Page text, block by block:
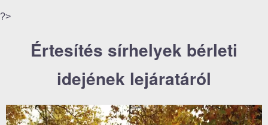
?>
Értesítés sírhelyek bérleti
idejének lejáratáról